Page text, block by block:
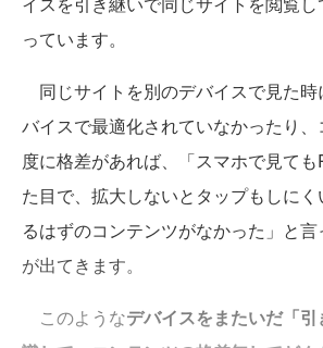
っています。
同じサイトを別のデバイスで見た
バイスで最適化されていなかったり
度に格差があれば、「スマホで見て
た目で、拡大しないとタップもしに
るはずのコンテンツがなかった」と
が出てきます。
このようなデバイスをまたいだ「